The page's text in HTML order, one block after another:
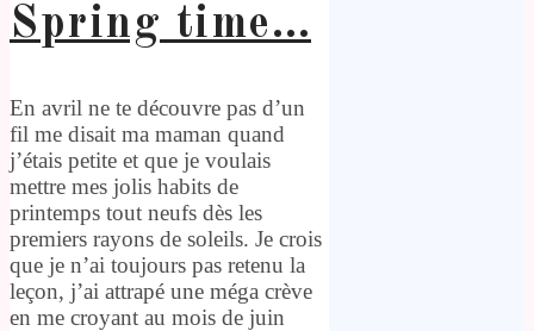
Spring time…
En avril ne te découvre pas d’un
fil me disait ma maman quand
j’étais petite et que je voulais
mettre mes jolis habits de
printemps tout neufs dès les
premiers rayons de soleils. Je crois
que je n’ai toujours pas retenu la
leçon, j’ai attrapé une méga crève
en me croyant au mois de juin